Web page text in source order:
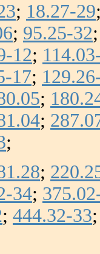
; 18.27-29
; 95.25-32
12;
17;
;
;
;
;
34;
; 444.32-33